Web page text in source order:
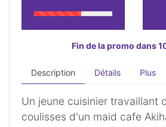
Fin de la promo dans
Description Détails Plus
Un jeune cuisinier travaillant
coulisses d'un maid cafe